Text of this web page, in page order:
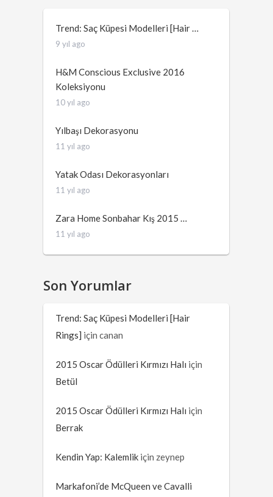
Trend: Saç Küpesi Modelleri [Hair …
9 yıl ago
H&M Conscious Exclusive 2016
Koleksiyonu
10 yıl ago
Yılbaşı Dekorasyonu
11 yıl ago
Yatak Odası Dekorasyonları
11 yıl ago
Zara Home Sonbahar Kış 2015 …
11 yıl ago
Son Yorumlar
Trend: Saç Küpesi Modelleri [Hair
Rings] içincanan
2015 Oscar Ödülleri Kırmızı Halı için
Betül
2015 Oscar Ödülleri Kırmızı Halı için
Berrak
Kendin Yap: Kalemlik için zeynep
Markafoni’de McQueen ve Cavalli